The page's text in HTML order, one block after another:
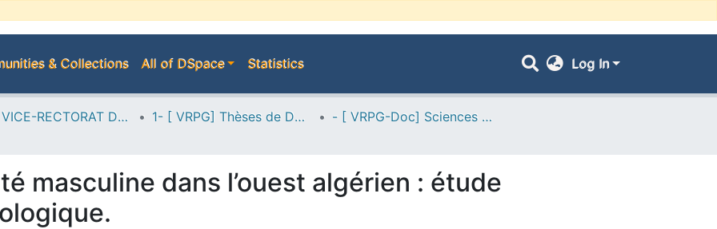
& Collections All of DSpace Statistics Log In
A--> VICE-RECTORAT DE LA POST-GRADUATION 1- [ VRPG] Thèses de Doctorat - [ VRPG-Doc] Sciences biologiques --- علوم بيولوجية
masculine dans l’ouest algérien : étude